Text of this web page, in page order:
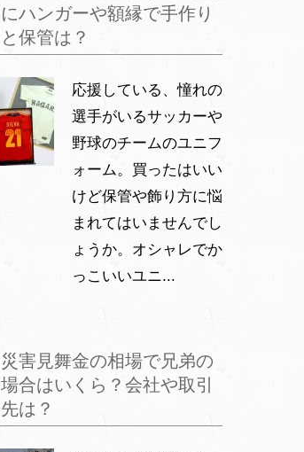
にハンガーや額縁で手作り
と保管は？
応援している、憧れの
選手がいるサッカーや
野球のチームのユニフ
ォーム。買ったはいい
けど保管や飾り方に悩
まれてはいませんでし
ょうか。オシャレでか
っこいいユニ...
災害見舞金の相場で兄弟の
場合はいくら？会社や取引
先は？